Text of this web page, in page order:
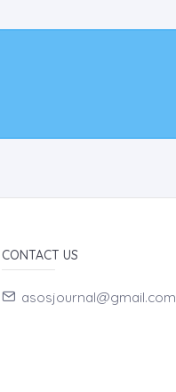
CONTACT US
asosjournal@gmail.com